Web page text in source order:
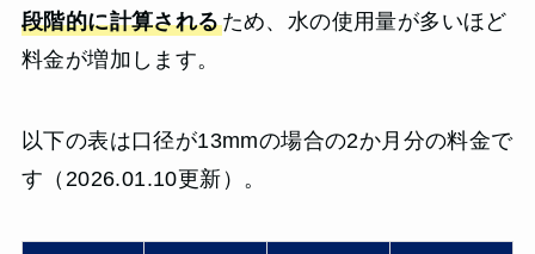
段階的に計算されるため、水の使用量が多いほど
料金が増加します。
以下の表は口径が13mmの場合の2か月分の料金で
す（2026.01.10更新）。